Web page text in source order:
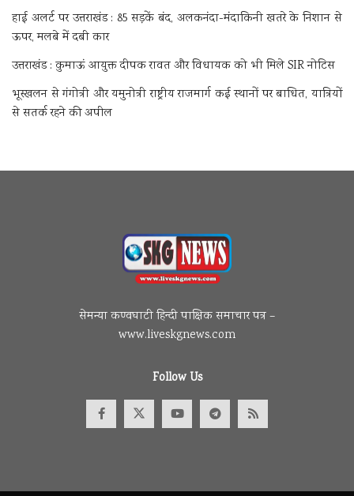
हाई अलर्ट पर उत्तराखंड : 85 सड़कें बंद, अलकनंदा-मंदाकिनी खतरे के निशान से
ऊपर, मलबे में दबी कार
उत्तराखंड : कुमाऊं आयुक्त दीपक रावत और विधायक को भी मिले SIR नोटिस
भूस्खलन से गंगोत्री और यमुनोत्री राष्ट्रीय राजमार्ग कई स्थानों पर बाधित, यात्रियों
से सतर्क रहने की अपील
सेमन्या कण्वघाटी हिन्दी पाक्षिक समाचार पत्र –
www.liveskgnews.com
Follow Us